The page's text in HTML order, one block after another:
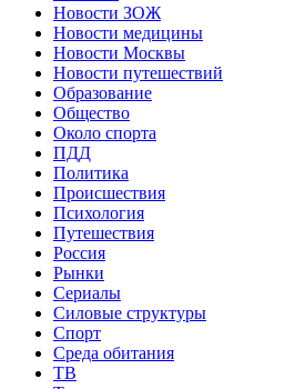
Новости ЗОЖ
Новости медицины
Новости Москвы
Новости путешествий
Образование
Общество
Около спорта
ПДД
Политика
Происшествия
Психология
Путешествия
Россия
Рынки
Сериалы
Силовые структуры
Спорт
Среда обитания
ТВ